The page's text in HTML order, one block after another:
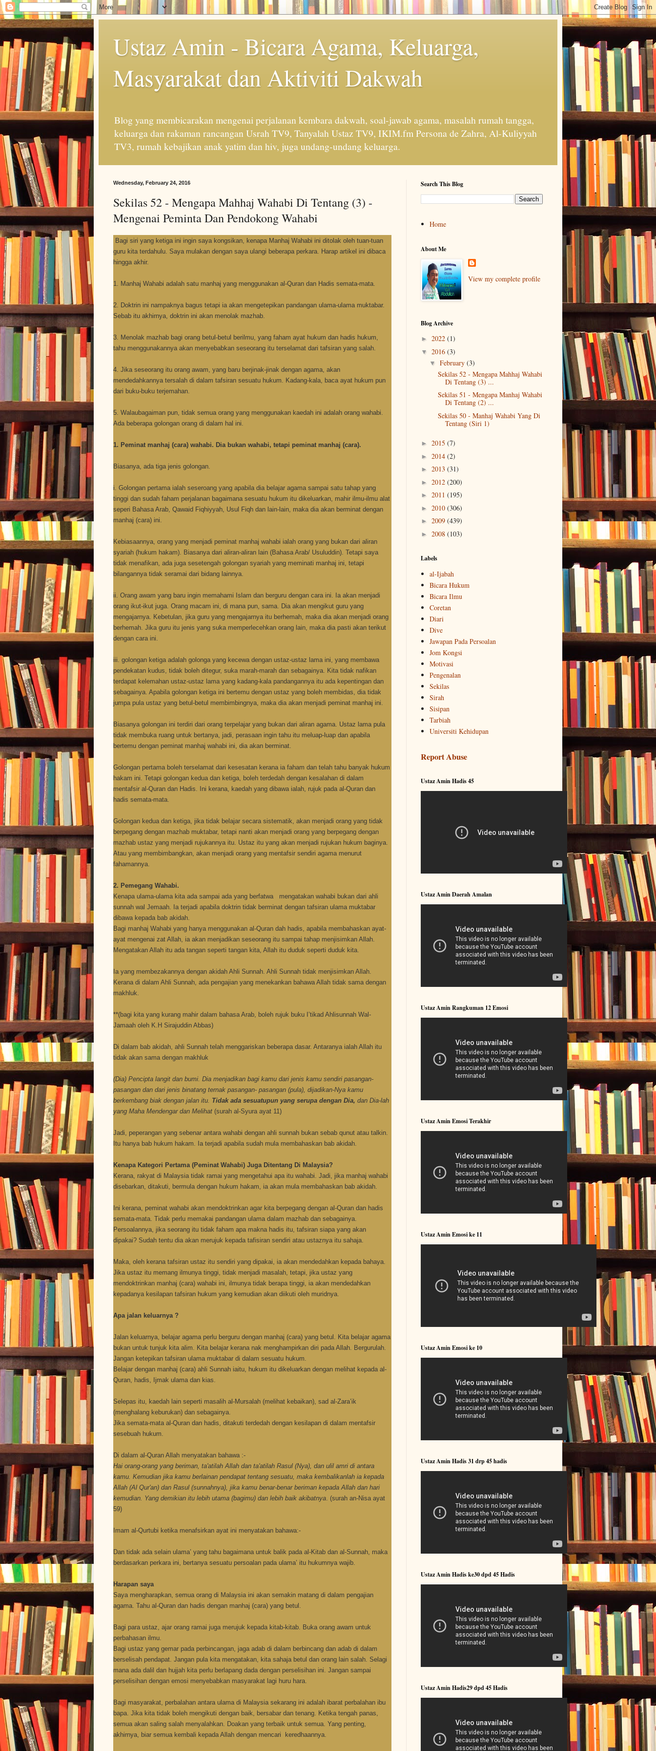
Ustaz Amin - Bicara Agama, Keluarga,
Masyarakat dan Aktiviti Dakwah
Blog yang membicarakan mengenai perjalanan kembara dakwah, soal-jawab agama, masalah rumah tangga,
keluarga dan rakaman rancangan Usrah TV9, Tanyalah Ustaz TV9, IKIM.fm Persona de Zahra, Al-Kuliyyah
TV3, rumah kebajikan anak yatim dan hiv, juga undang-undang keluarga.
Wednesday, February 24, 2016
Sekilas 52 - Mengapa Mahhaj Wahabi Di Tentang (3) -
Mengenai Peminta Dan Pendokong Wahabi
Bagi siri yang ketiga ini ingin saya kongsikan, kenapa Manhaj Wahabi ini ditolak oleh tuan-tuan
guru kita terdahulu. Saya mulakan dengan saya ulangi beberapa perkara. Harap artikel ini dibaca
hingga akhir.
1. Manhaj Wahabi adalah satu manhaj yang menggunakan al-Quran dan Hadis semata-mata.
2. Doktrin ini nampaknya bagus tetapi ia akan mengetepikan pandangan ulama-ulama muktabar.
Sebab itu akhirnya, doktrin ini akan menolak mazhab.
3. Menolak mazhab bagi orang betul-betul berilmu, yang faham ayat hukum dan hadis hukum,
tahu menggunakannya akan menyebabkan seseorang itu terselamat dari tafsiran yang salah.
4. Jika seseorang itu orang awam, yang baru berjinak-jinak dengan agama, akan
mendedahkannya tersalah di dalam tafsiran sesuatu hukum. Kadang-kala, baca ayat hukum pun
dari buku-buku terjemahan.
5. Walaubagaiman pun, tidak semua orang yang menggunakan kaedah ini adalah orang wahabi.
Ada beberapa golongan orang di dalam hal ini.
1. Peminat manhaj (cara) wahabi. Dia bukan wahabi, tetapi peminat manhaj (cara).
Biasanya, ada tiga jenis golongan.
i. Golongan pertama ialah seseroang yang apabila dia belajar agama sampai satu tahap yang
tinggi dan sudah faham perjalanan bagaimana sesuatu hukum itu dikeluarkan, mahir ilmu-ilmu alat
seperi Bahasa Arab, Qawaid Fiqhiyyah, Usul Fiqh dan lain-lain, maka dia akan berminat dengan
manhaj (cara) ini.
Kebiasaannya, orang yang menjadi peminat manhaj wahabi ialah orang yang bukan dari aliran
syariah (hukum hakam). Biasanya dari aliran-aliran lain (Bahasa Arab/ Usuluddin). Tetapi saya
tidak menafikan, ada juga sesetengah golongan syariah yang meminati manhaj ini, tetapi
bilangannya tidak seramai dari bidang lainnya.
ii. Orang awam yang baru ingin memahami Islam dan berguru dengan cara ini. Ia akan menjadi
orang ikut-ikut juga. Orang macam ini, di mana pun, sama. Dia akan mengikut guru yang
mengajarnya. Kebetulan, jika guru yang mengajarnya itu berhemah, maka dia akan menjadi orang
berhemah. Jika guru itu jenis yang suka memperlecehkan orang lain, maka dia pasti akan terikut
dengan cara ini.
iii. golongan ketiga adalah golonga yang kecewa dengan ustaz-ustaz lama ini, yang membawa
pendekatan kudus, tidak boleh ditegur, suka marah-marah dan sebagainya. Kita tidak nafikan
terdapat kelemahan ustaz-ustaz lama yang kadang-kala pandangannya itu ada kepentingan dan
sebagainya. Apabila golongan ketiga ini bertemu dengan ustaz yang boleh membidas, dia tidak
jumpa pula ustaz yang betul-betul membimbingnya, maka dia akan menjadi peminat manhaj ini.
Biasanya golongan ini terdiri dari orang terpelajar yang bukan dari aliran agama. Ustaz lama pula
tidak membuka ruang untuk bertanya, jadi, perasaan ingin tahu itu meluap-luap dan apabila
bertemu dengan peminat manhaj wahabi ini, dia akan berminat.
Golongan pertama boleh terselamat dari kesesatan kerana ia faham dan telah tahu banyak hukum
hakam ini. Tetapi golongan kedua dan ketiga, boleh terdedah dengan kesalahan di dalam
mentafsir al-Quran dan Hadis. Ini kerana, kaedah yang dibawa ialah, rujuk pada al-Quran dan
hadis semata-mata.
Golongan kedua dan ketiga, jika tidak belajar secara sistematik, akan menjadi orang yang tidak
berpegang dengan mazhab muktabar, tetapi nanti akan menjadi orang yang berpegang dengan
mazhab ustaz yang menjadi rujukannya itu. Ustaz itu yang akan menjadi rujukan hukum baginya.
Atau yang membimbangkan, akan menjadi orang yang mentafsir sendiri agama menurut
fahamannya.
2. Pemegang Wahabi.
Kenapa ulama-ulama kita ada sampai ada yang berfatwa mengatakan wahabi bukan dari ahli
sunnah wal Jemaah. Ia terjadi apabila doktrin tidak berminat dengan tafsiran ulama muktabar
dibawa kepada bab akidah.
Bagi manhaj Wahabi yang hanya menggunakan al-Quran dah hadis, apabila membahaskan ayat-
ayat mengenai zat Allah, ia akan menjadikan seseorang itu sampai tahap menjisimkan Allah.
Mengatakan Allah itu ada tangan seperti tangan kita, Allah itu duduk seperti duduk kita.
Ia yang membezakannya dengan akidah Ahli Sunnah. Ahli Sunnah tidak menjisimkan Allah.
Kerana di dalam Ahli Sunnah, ada pengajian yang menekankan bahawa Allah tidak sama dengan
makhluk.
**(bagi kita yang kurang mahir dalam bahasa Arab, boleh rujuk buku I’tikad Ahlisunnah Wal-
Jamaah oleh K.H Sirajuddin Abbas)
Di dalam bab akidah, ahli Sunnah telah menggariskan beberapa dasar. Antaranya ialah Allah itu
tidak akan sama dengan makhluk
(Dia) Pencipta langit dan bumi. Dia menjadikan bagi kamu dari jenis kamu sendiri pasangan-
pasangan dan dari jenis binatang ternak pasangan- pasangan (pula), dijadikan-Nya kamu
berkembang biak dengan jalan itu. Tidak ada sesuatupun yang serupa dengan Dia, dan Dia-lah
yang Maha Mendengar dan Melihat (surah al-Syura ayat 11)
Jadi, peperangan yang sebenar antara wahabi dengan ahli sunnah bukan sebab qunut atau talkin.
Itu hanya bab hukum hakam. Ia terjadi apabila sudah mula membahaskan bab akidah.
Kenapa Kategori Pertama (Peminat Wahabi) Juga Ditentang Di Malaysia?
Kerana, rakyat di Malaysia tidak ramai yang mengetahui apa itu wahabi. Jadi, jika manhaj wahabi
disebarkan, ditakuti, bermula dengan hukum hakam, ia akan mula membahaskan bab akidah.
Ini kerana, peminat wahabi akan mendoktrinkan agar kita berpegang dengan al-Quran dan hadis
semata-mata. Tidak perlu memakai pandangan ulama dalam mazhab dan sebagainya.
Persoalannya, jika seorang itu tidak faham apa makna hadis itu, tafsiran siapa yang akan
dipakai? Sudah tentu dia akan merujuk kepada tafisiran sendiri atau ustaznya itu sahaja.
Maka, oleh kerana tafsiran ustaz itu sendiri yang dipakai, ia akan mendedahkan kepada bahaya.
Jika ustaz itu memang ilmunya tinggi, tidak menjadi masalah, tetapi, jika ustaz yang
mendoktrinkan manhaj (cara) wahabi ini, ilmunya tidak berapa tinggi, ia akan mendedahkan
kepadanya kesilapan tafsiran hukum yang kemudian akan diikuti oleh muridnya.
Apa jalan keluarnya ?
Jalan keluarnya, belajar agama perlu berguru dengan manhaj (cara) yang betul. Kita belajar agama
bukan untuk tunjuk kita alim. Kita belajar kerana nak menghampirkan diri pada Allah. Bergurulah.
Jangan ketepikan tafsiran ulama muktabar di dalam sesuatu hukum.
Belajar dengan manhaj (cara) ahli Sunnah iaitu, hukum itu dikeluarkan dengan melihat kepada al-
Quran, hadis, Ijmak ulama dan kias.
Selepas itu, kaedah lain seperti masalih al-Mursalah (melihat kebaikan), sad al-Zara’ik
(menghalang keburukan) dan sebagainya.
Jika semata-mata al-Quran dan hadis, ditakuti terdedah dengan kesilapan di dalam mentafsir
sesebuah hukum.
Di dalam al-Quran Allah menyatakan bahawa :-
Hai orang-orang yang beriman, ta'atilah Allah dan ta'atilah Rasul (Nya), dan ulil amri di antara
kamu. Kemudian jika kamu berlainan pendapat tentang sesuatu, maka kembalikanlah ia kepada
Allah (Al Qur'an) dan Rasul (sunnahnya), jika kamu benar-benar beriman kepada Allah dan hari
kemudian. Yang demikian itu lebih utama (bagimu) dan lebih baik akibatnya . (surah an-Nisa ayat
59)
Imam al-Qurtubi ketika menafsirkan ayat ini menyatakan bahawa:-
Dan tidak ada selain ulama’ yang tahu bagaimana untuk balik pada al-Kitab dan al-Sunnah, maka
berdasarkan perkara ini, bertanya sesuatu persoalan pada ulama’ itu hukumnya wajib.
Harapan saya
Saya mengharapkan, semua orang di Malaysia ini akan semakin matang di dalam pengajian
agama. Tahu al-Quran dan hadis dengan manhaj (cara) yang betul.
Bagi para ustaz, ajar orang ramai juga merujuk kepada kitab-kitab. Buka orang awam untuk
perbahasan ilmu.
Bagi ustaz yang gemar pada perbincangan, jaga adab di dalam berbincang dan adab di dalam
berselisah pendapat. Jangan pula kita mengatakan, kita sahaja betul dan orang lain salah. Selagi
mana ada dalil dan hujjah kita perlu berlapang dada dengan perselisihan ini. Jangan sampai
perselisihan dengan emosi menyebabkan masyarakat lagi huru hara.
Bagi masyarakat, perbalahan antara ulama di Malaysia sekarang ini adalah ibarat perbalahan ibu
bapa. Jika kita tidak boleh mengikuti dengan baik, bersabar dan tenang. Ketika tengah panas,
semua akan saling salah menyalahkan. Doakan yang terbaik untuk semua. Yang penting,
akhirnya, biar semua kembali kepada Allah dengan mencari keredhaannya.
Search This Blog
Home
About Me
View my complete profile
Blog Archive
► 2022 (1)
▼ 2016 (3)
▼ February (3)
Sekilas 52 - Mengapa Mahhaj Wahabi
Di Tentang (3) ...
Sekilas 51 - Mengapa Manhaj Wahabi
Di Tentang (2) ...
Sekilas 50 - Manhaj Wahabi Yang Di
Tentang (Siri 1)
► 2015 (7)
► 2014 (2)
► 2013 (31)
► 2012 (200)
► 2011 (195)
► 2010 (306)
► 2009 (439)
► 2008 (103)
Labels
al-Ijabah
Bicara Hukum
Bicara Ilmu
Coretan
Diari
Dive
Jawapan Pada Persoalan
Jom Kongsi
Motivasi
Pengenalan
Sekilas
Sirah
Sisipan
Tarbiah
Universiti Kehidupan
Report Abuse
Ustaz Amin Hadis 45
Ustaz Amin Daerah Amalan
Ustaz Amin Rangkuman 12 Emosi
Ustaz Amin Emosi Terakhir
Ustaz Amin Emosi ke 11
Ustaz Amin Emosi ke 10
Ustaz Amin Hadis 31 drp 45 hadis
Ustaz Amin Hadis ke30 dpd 45 Hadis
Ustaz Amin Hadis29 dpd 45 Hadis